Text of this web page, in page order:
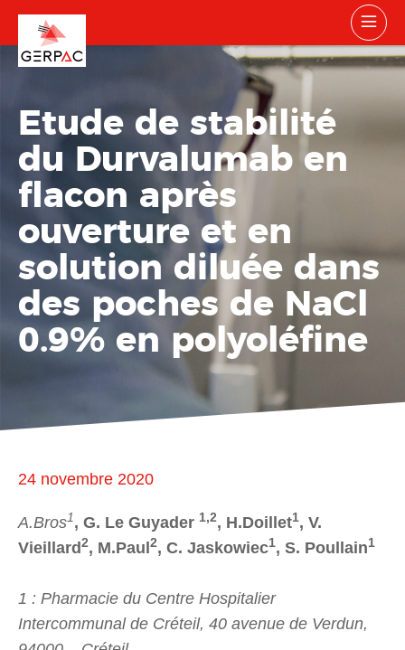
Etude de stabilité
du Durvalumab en
flacon après
ouverture et en
solution diluée dans
des poches de NaCl
0.9% en polyoléfine
24 novembre 2020
A.Bros1 , G. Le Guyader 1,2, H.Doillet1, V.
Vieillard2, M.Paul2, C. Jaskowiec1, S. Poullain1
1 : Pharmacie du Centre Hospitalier
Intercommunal de Créteil, 40 avenue de Verdun,